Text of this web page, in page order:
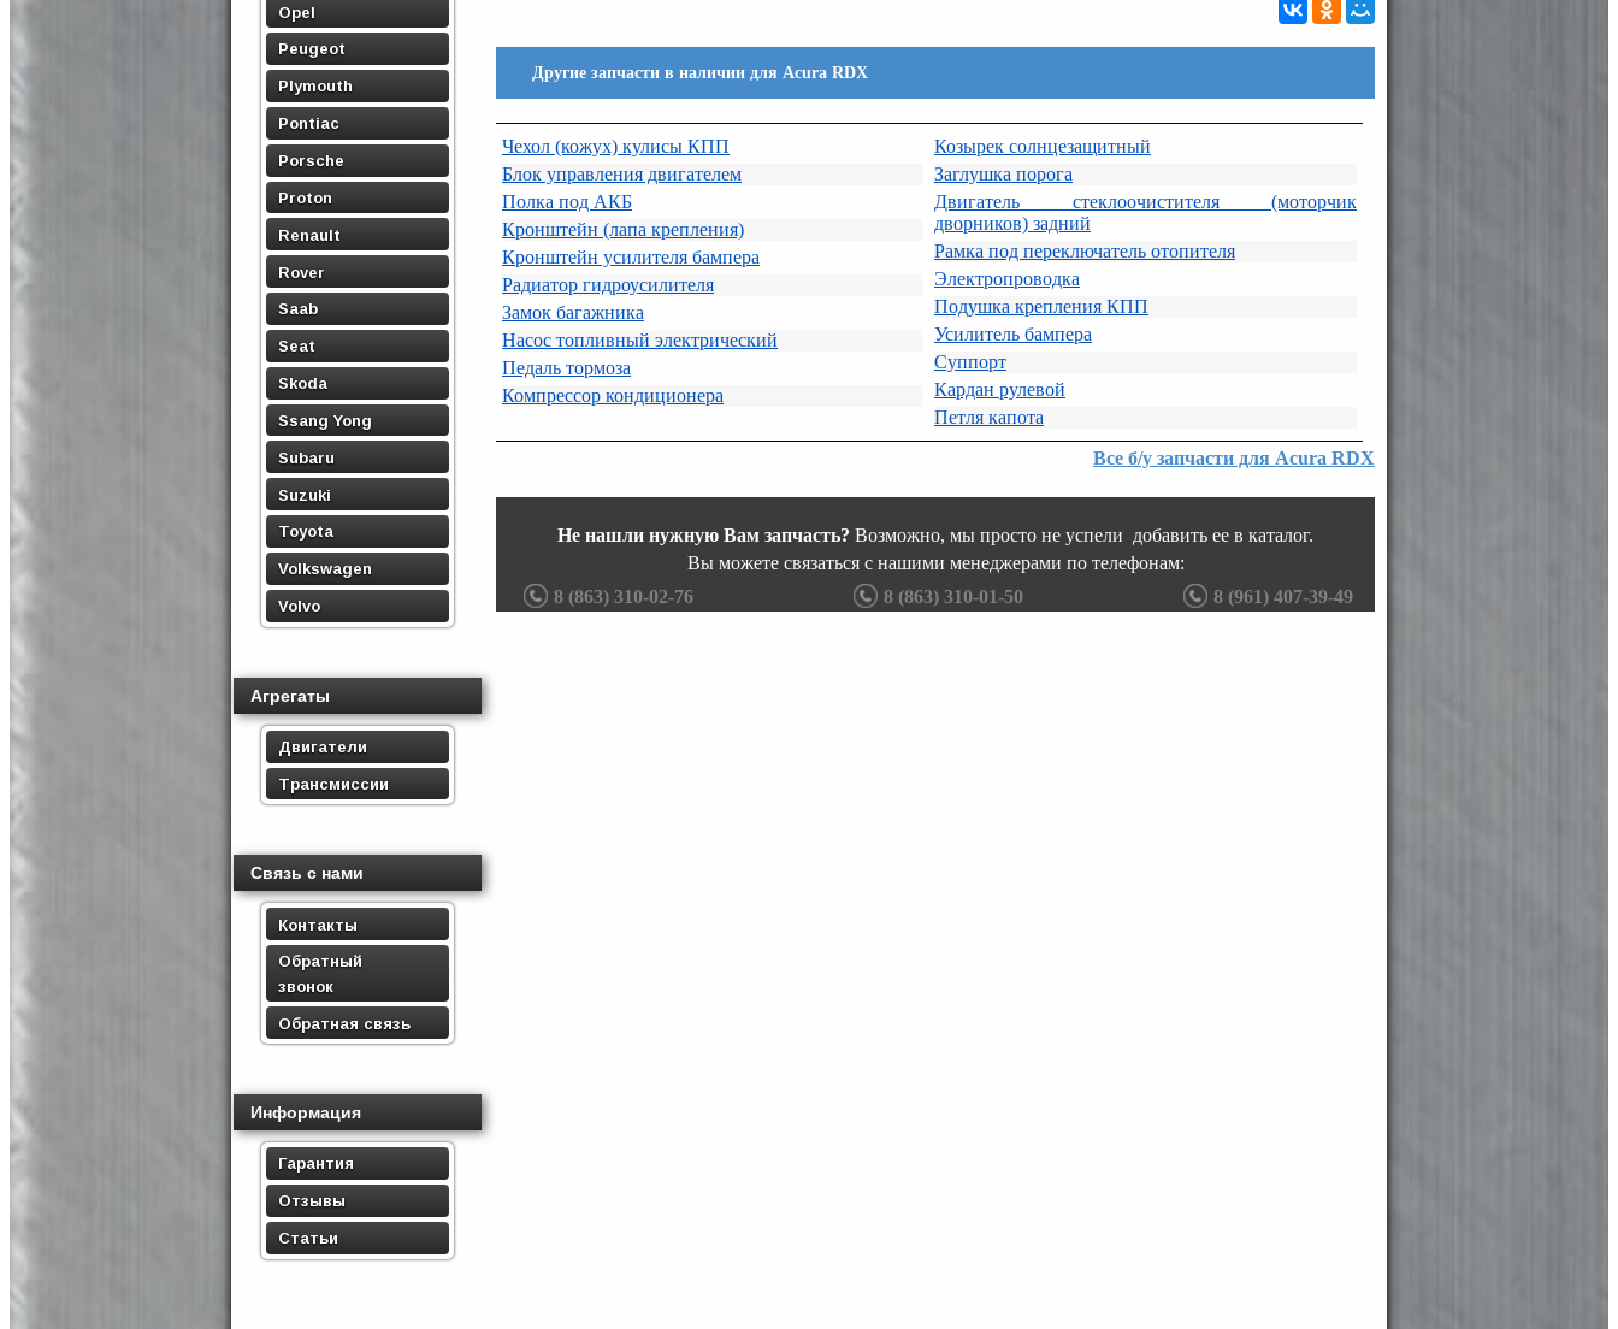
Opel
Peugeot
Plymouth
Pontiac
Porsche
Proton
Renault
Rover
Saab
Seat
Skoda
Ssang Yong
Subaru
Suzuki
Toyota
Volkswagen
Volvo
Агрегаты
Двигатели
Трансмиссии
Связь с нами
Контакты
Обратный
звонок
Обратная связь
Информация
Гарантия
Отзывы
Статьи
Другие запчасти в наличии для Acura RDX
Чехол (кожух) кулисы КПП
Блок управления двигателем
Полка под АКБ
Кронштейн (лапа крепления)
Кронштейн усилителя бампера
Радиатор гидроусилителя
Замок багажника
Насос топливный электрический
Педаль тормоза
Компрессор кондиционера
Козырек солнцезащитный
Заглушка порога
Двигатель стеклоочистителя (моторчик
дворников) задний
Рамка под переключатель отопителя
Электропроводка
Подушка крепления КПП
Усилитель бампера
Суппорт
Кардан рулевой
Петля капота
Все б/у запчасти для Acura RDX
Не нашли нужную Вам запчасть? Возможно, мы просто не успели добавить ее в каталог.
Вы можете связаться с нашими менеджерами по телефонам:
8 (863) 310-02-76
8 (863) 310-01-50 8 (961) 407-39-49